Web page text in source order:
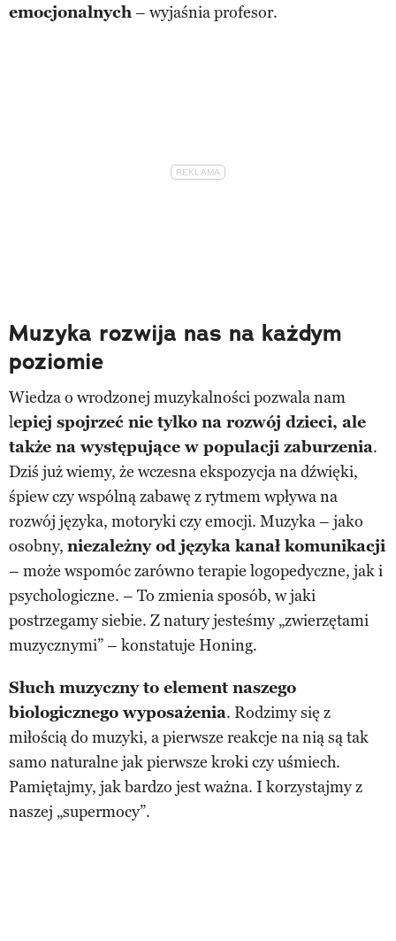
emocjonalnych– wyjaśnia profesor.
Muzyka rozwija nas na każdym
poziomie
Wiedza o wrodzonej muzykalności pozwala nam
lepiej spojrzeć nie tylko na rozwój dzieci, ale
także na występujące w populacji zaburzenia.
Dziś już wiemy, że wczesna ekspozycja na dźwięki,
śpiew czy wspólną zabawę z rytmem wpływa na
rozwój języka, motoryki czy emocji. Muzyka – jako
osobny, niezależny od języka kanał komunikacji
– może wspomóc zarówno terapie logopedyczne, jak i
psychologiczne. – To zmienia sposób, w jaki
postrzegamy siebie. Z natury jesteśmy „zwierzętami
muzycznymi” – konstatuje Honing.
Słuch muzyczny to element naszego
biologicznego wyposażenia. Rodzimy się z
miłością do muzyki, a pierwsze reakcje na nią są tak
samo naturalne jak pierwsze kroki czy uśmiech.
Pamiętajmy, jak bardzo jest ważna. I korzystajmy z
naszej „supermocy”.